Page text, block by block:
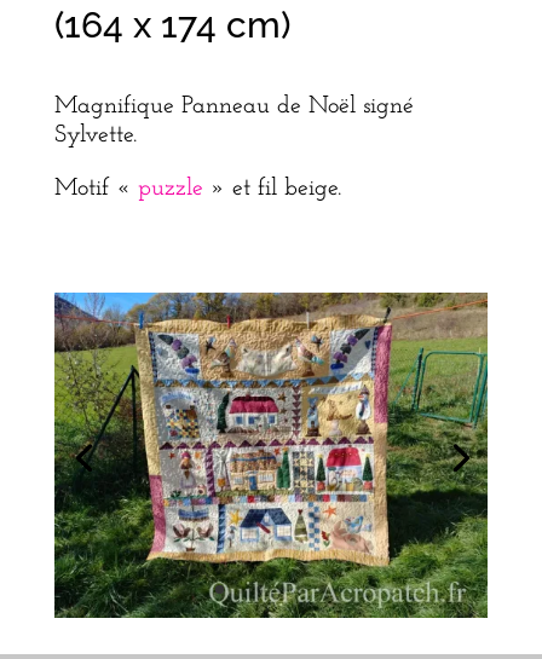
(164 x 174 cm)
Magnifique Panneau de Noël signé
Sylvette.
Motif « puzzle » et fil beige.